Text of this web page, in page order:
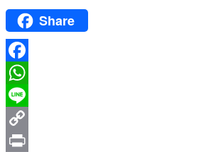
Share
Facebook
WhatsApp
Line
Copy